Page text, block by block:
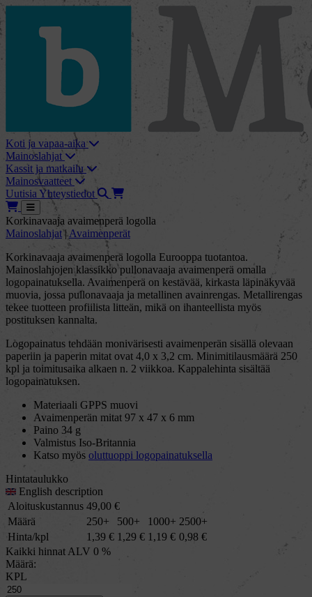
skip_to_content
bMore
Koti ja vapaa-aika
Mainoslahjat
Kassit ja matkailu
Mainosvaatteet
Uutisia Yhteystiedot HakuTarjouskori
Tarjouskori
Avaa
Korkinavaaja avaimenperä logolla
Mainoslahjat | Avaimenperät
Korkinavaaja avaimenperä logolla Eurooppa tuotantoa.
Mainoslahjojen klassikko pullonavaaja avaimenperä omalla
logopainatuksella. Avaimenperä on kestävää, kirkasta läpinäkyvää
muovia, jossa pullonavaaja ja metallinen avainrengas. Metallirengas
tekee tuotteen profiilista litteän, mikä on ihanteellista myös
postituksen kannalta.
Logopainatus tehdään monivärisesti avaimenperän sisällä olevaan
paperiin ja paperin mitat ovat 4,0 x 3,2 cm. Minimitilausmäärä 250
kpl ja toimitusaika alkaen n. 2 viikkoa. Kappalehinta sisältää
logopainatuksen.
Materiaali GPPS muovi
Avaimenperän mitat 97 x 47 x 6 mm
Paino 34 g
Valmistus Iso-Britannia
Katso myös oluttuoppi logopainatuksella
Hintataulukko
English description
Aloituskustannus 49,00 €
Määrä
250+ 500+ 1000+ 2500+
Hinta/kpl
1,39 € 1,29 € 1,19 € 0,98 €
Kaikki hinnat ALV 0 %
Määrä:
KPL